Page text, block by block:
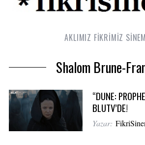
AKLIMIZ FİKRİMİZ
Shalom Brune-
“DUNE:
BLUTV’DE!
Yazar: